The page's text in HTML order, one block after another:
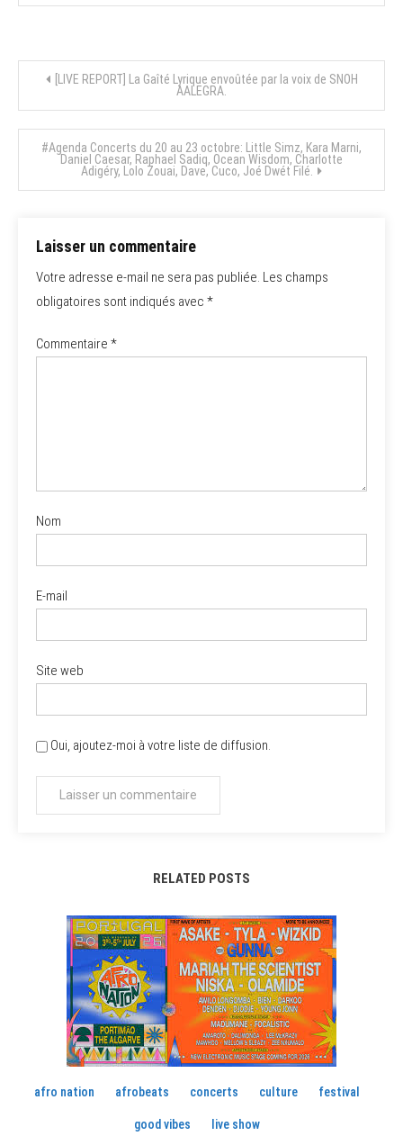
Navigation
de
l’article
[LIVE REPORT] La Gaîté Lyrique envoûtée par la voix de SNOH
AALEGRA.
#Agenda Concerts du 20 au 23 octobre: Little Simz, Kara Marni,
Daniel Caesar, Raphael Sadiq, Ocean Wisdom, Charlotte
Adigéry, Lolo Zouai, Dave, Cuco, Joé Dwét Filé.
Laisser un commentaire
Votre adresse e-mail ne sera pas publiée. Les champs
obligatoires sont indiqués avec *
Commentaire *
Nom
E-mail
Site web
Oui, ajoutez-moi à votre liste de diffusion.
RELATED POSTS
afro nation afrobeats concerts culture festival
good vibes live show